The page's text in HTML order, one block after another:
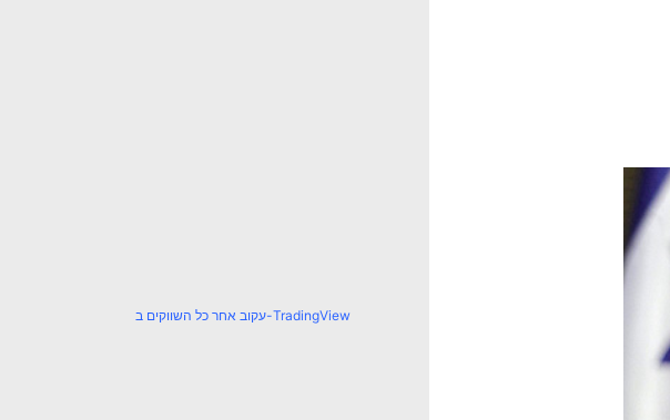
עקוב אחר כל השווקים ב-TradingView